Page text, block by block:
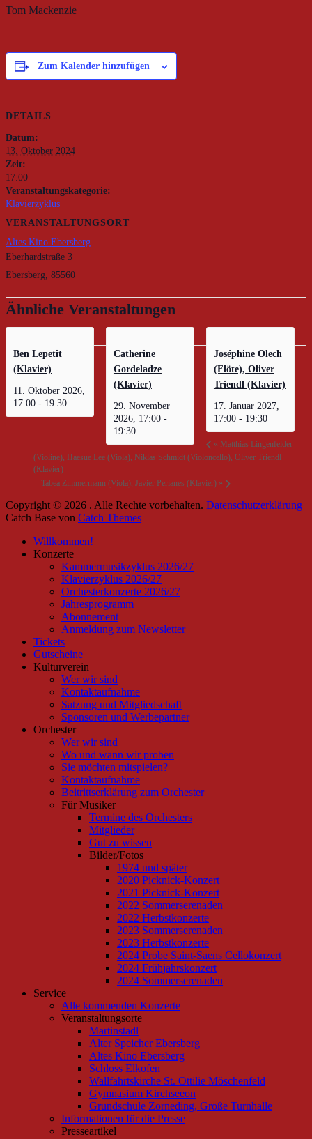
Tom Mackenzie
Zum Kalender hinzufügen
DETAILS
Datum:
13. Oktober 2024
Zeit:
17:00
Veranstaltungskategorie:
Klavierzyklus
VERANSTALTUNGSORT
Altes Kino Ebersberg
Eberhardstraße 3
Ebersberg 85560
Ähnliche Veranstaltungen
Ben Lepetit
(Klavier)
11. Oktober 2026,
17:00- 19:30
Catherine
Gordeladze
(Klavier)
29. November
2026, 17:00-
19:30
Joséphine Olech
(Flöte), Oliver
Triendl (Klavier)
17. Januar 2027,
17:00- 19:30
« Matthias Lingenfelder
(Violine), Haesue Lee (Viola), Niklas Schmidt (Violoncello), Oliver Triendl
(Klavier)
Tabea Zimmermann (Viola), Javier Perianes (Klavier) »
Copyright © 2026 . Alle Rechte vorbehalten. Datenschutzerklärung
Catch Base von Catch Themes
oben
scrollen
Willkommen!
Konzerte
Kammermusikzyklus 2026/27
Klavierzyklus 2026/27
Orchesterkonzerte 2026/27
Jahresprogramm
Abonnement
Anmeldung zum Newsletter
Tickets
Gutscheine
Kulturverein
Wer wir sind
Kontaktaufnahme
Satzung und Mitgliedschaft
Sponsoren und Werbepartner
Orchester
Wer wir sind
Wo und wann wir proben
Sie möchten mitspielen?
Kontaktaufnahme
Beitrittserklärung zum Orchester
Für Musiker
Termine des Orchesters
Mitglieder
Gut zu wissen
Bilder/Fotos
1974 und später
2020 Picknick-Konzert
2021 Picknick-Konzert
2022 Sommerserenaden
2022 Herbstkonzerte
2023 Sommerserenaden
2023 Herbstkonzerte
2024 Probe Saint-Saens Cellokonzert
2024 Frühjahrskonzert
2024 Sommerserenaden
Service
Alle kommenden Konzerte
Veranstaltungsorte
Martinstadl
Alter Speicher Ebersberg
Altes Kino Ebersberg
Schloss Elkofen
Wallfahrtskirche St. Ottilie Möschenfeld
Gymnasium Kirchseeon
Grundschule Zorneding, Große Turnhalle
Informationen für die Presse
Presseartikel